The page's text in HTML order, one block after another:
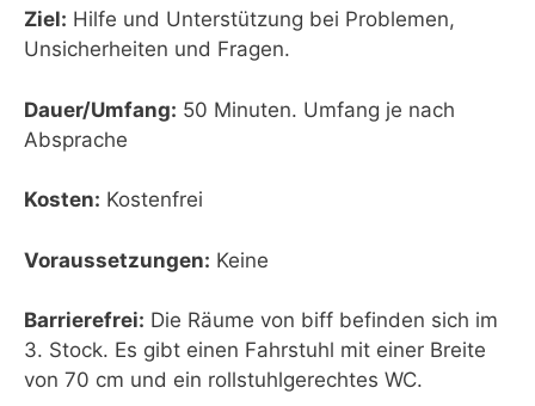
Ziel: Hilfe und Unterstützung bei Problemen,
Unsicherheiten und Fragen.
Dauer/Umfang: 50 Minuten. Umfang je nach
Absprache
Kosten: Kostenfrei
Voraussetzungen: Keine
Barrierefrei: Die Räume von biff befinden sich im
3. Stock. Es gibt einen Fahrstuhl mit einer Breite
von 70 cm und ein rollstuhlgerechtes WC.